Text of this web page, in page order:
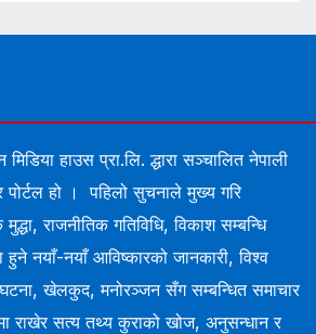
हाउस प्रा.लि. द्धारा सञ्चालित नेपाली
पोर्टल हो । पहिलो सुचनाले मुख्य गरि
राजनीतिक गतिविधि, विकाश सम्बन्धि
हुने नयाँ-नयाँ आविष्कारको जानकारी, विश्व
घटना, खेलकुद, मनोरञ्जन सँग सम्बन्धित समाचार
राखेर सत्य तथ्य कुराको खोज, अनुसन्धान र